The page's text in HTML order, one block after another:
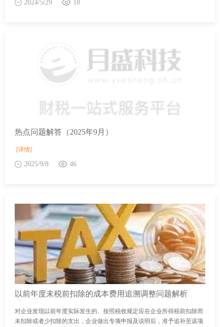
2024/5/29 18
热点问题解答（2025年9月）
[详情]
2025/9/8 46
以前年度未税前扣除的成本费用追溯调整问题解析
对企业发现以前年度实际发生的、按照税收规定应在企业所得税前扣除而
未扣除或者少扣除的支出，企业做出专项申报及说明后，准予追补至该项